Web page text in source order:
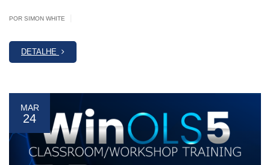
POR SIMON WHITE
DETALHE
MAR
24